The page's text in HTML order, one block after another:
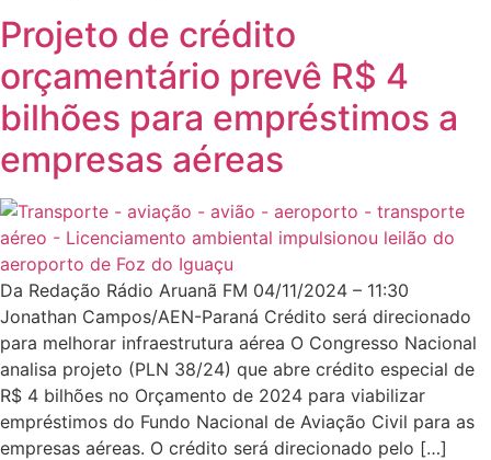
Projeto de crédito
orçamentário prevê R$ 4
bilhões para empréstimos a
empresas aéreas
Da Redação Rádio Aruanã FM 04/11/2024 – 11:30
Jonathan Campos/AEN-Paraná Crédito será direcionado
para melhorar infraestrutura aérea O Congresso Nacional
analisa projeto (PLN 38/24) que abre crédito especial de
R$ 4 bilhões no Orçamento de 2024 para viabilizar
empréstimos do Fundo Nacional de Aviação Civil para as
empresas aéreas. O crédito será direcionado pelo […]